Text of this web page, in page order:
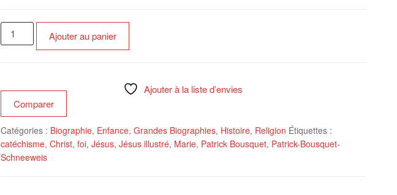
quantité
de
aux
enfants
Ajouter au panier
Ajouter à la liste d’envies
Comparer
Catégories : Biographie, Enfance, Grandes Biographies, Histoire, Religion Étiquettes :
catéchisme, Christ, foi, Jésus, Jésus illustré, Marie, Patrick Bousquet, Patrick-Bousquet-
Schneeweis